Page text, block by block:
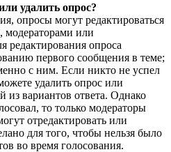
удалить опрос?
опросы могут редактироваться
модераторами или
редактирования опроса
первого сообщения в теме;
с ним. Если никто не успел
удалить опрос или
из вариантов ответа. Однако
то только модераторы
отредактировать или
для того, чтобы нельзя было
во время голосования.